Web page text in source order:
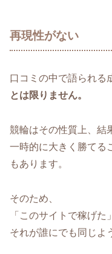
再現性がない
口コミの中で語られる
とは限りません。
競輪はその性質上、結
一時的に大きく勝てる
もあります。
そのため、
「このサイトで稼げた
それが誰にでも同じよ